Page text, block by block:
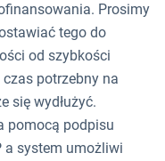
Prosimy
tego do
od szybkości
potrzebny na
się wydłużyć.
pomocą podpisu
a system umożliwi